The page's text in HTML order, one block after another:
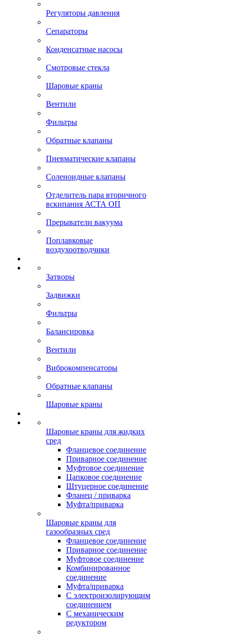
Регуляторы давления
Сепараторы
Конденсатные насосы
Смотровые стекла
Шаровые краны
Вентили
Фильтры
Обратные клапаны
Пневматические клапаны
Соленоидные клапаны
Отделитель пара вторичного
вскипания АСТА ОП
Прерыватели вакуума
Поплавковые
воздухоотводчики
Затворы
Задвижки
Фильтры
Балансировка
Вентили
Виброкомпенсаторы
Обратные клапаны
Шаровые краны
Шаровые краны для жидких
сред
Фланцевое соединение
Приварное соединение
Муфтовое соединение
Цапковое соединение
Штуцерное соединение
Фланец / приварка
Муфта/приварка
Шаровые краны для
газообразных сред
Фланцевое соединение
Приварное соединение
Муфтовое соединение
Комбинированное
соединение
Муфта/приварка
С электроизолирующим
соединением
С механическим
редуктором